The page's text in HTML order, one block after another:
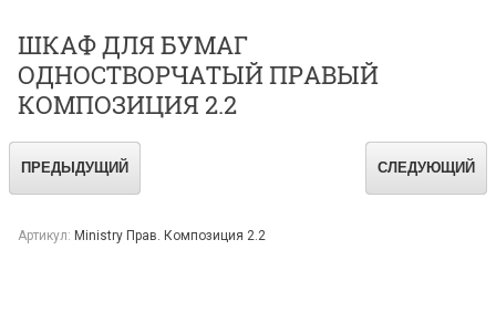
ШКАФ ДЛЯ БУМАГ
ОДНОСТВОРЧАТЫЙ ПРАВЫЙ
КОМПОЗИЦИЯ 2.2
ПРЕДЫДУЩИЙ СЛЕДУЮЩИЙ
Артикул: Ministry Прав. Композиция 2.2